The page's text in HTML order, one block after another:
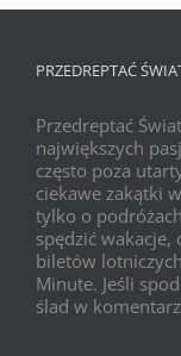
PRZEDREPTAĆ
Przedreptać
największych
często poza
ciekawe zakątki
tylko o
spędzić wakacje,
biletów
Minute. Jeśli
ślad w